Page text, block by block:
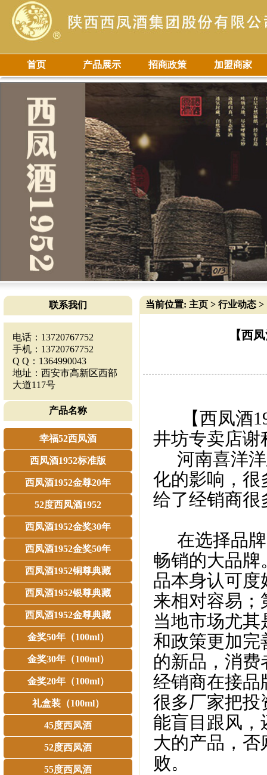
首页 产品展示 招商政策 加盟商家
联系我们
电话：13720767752
手机：13720767752
Q Q：1364990043
地址：西安市高新区西部
大道117号
产品名称
幸福52西凤酒
西凤酒1952标准版
西凤酒1952金尊20年
52度西凤酒1952
西凤酒1952金奖30年
西凤酒1952金奖50年
西凤酒1952铜尊典藏
西凤酒1952银尊典藏
西凤酒1952金尊典藏
金奖50年（100ml）
金奖30年（100ml）
金奖20年（100ml）
礼盒装（100ml）
45度西凤酒
52度西凤酒
55度西凤酒
当前位置: 主页 > 行业动态 >
【西
【西凤酒
井坊专卖店谢
河南喜洋洋
化的影响，很
给了经销商
在选择品牌
畅销的大品
品本身认可
来相对容易
当地市场尤
和政策更加完
的新品，消
经销商在接品
很多厂家把投
能盲目跟风，
大的产品，
败。